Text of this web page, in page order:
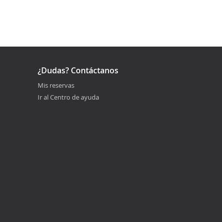
¿Dudas? Contáctanos
Mis reservas
Ir al Centro de ayuda